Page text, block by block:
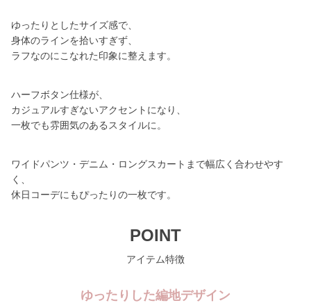
ゆったりとしたサイズ感で、
身体のラインを拾いすぎず、
ラフなのにこなれた印象に整えます。
ハーフボタン仕様が、
カジュアルすぎないアクセントになり、
一枚でも雰囲気のあるスタイルに。
ワイドパンツ・デニム・ロングスカートまで幅広く合わせやす
く、
休日コーデにもぴったりの一枚です。
POINT
アイテム特徴
ゆったりした編地デザイン